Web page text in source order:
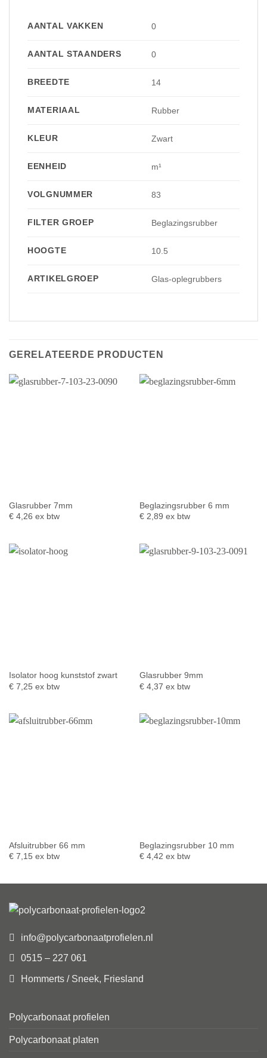
AANTAL VAKKEN 0
AANTAL STAANDERS 0
BREEDTE 14
MATERIAAL Rubber
KLEUR Zwart
EENHEID m¹
VOLGNUMMER 83
FILTER GROEP Beglazingsrubber
HOOGTE 10.5
ARTIKELGROEP Glas-oplegrubbers
GERELATEERDE PRODUCTEN
Glasrubber 7mm
€4,26 ex btw
Beglazingsrubber 6 mm
€2,89 ex btw
Isolator hoog kunststof zwart
€7,25 ex btw
Glasrubber 9mm
€4,37 ex btw
Afsluitrubber 66 mm
€7,15 ex btw
Beglazingsrubber 10 mm
€4,42 ex btw
info@polycarbonaatprofielen.nl
0515 – 227 061
Hommerts / Sneek, Friesland
Polycarbonaat profielen
Polycarbonaat platen